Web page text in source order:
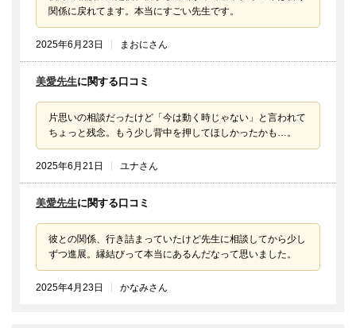
関係に戻れてます。本当にすごい先生です。
2025年6月23日 まおにさん
美愛先生に関する口コミ
片思いの相談だったけど「今は動く時じゃない」と言われて
ちょっと残念。もう少し背中を押してほしかったかも…。
2025年6月21日 ユナさん
美愛先生に関する口コミ
彼との関係、行き詰まっていたけど先生に相談してから少し
ずつ進展。縁結びって本当にあるんだなって思いました。
2025年4月23日 かなみさん